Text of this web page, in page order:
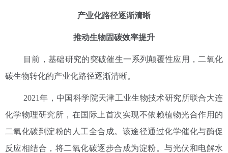
产业化路径逐渐清晰
推动生物固碳效率提升
目前，基础研究的突破催生一系列颠覆性应用，二氧化
碳生物转化的产业化路径逐渐清晰。
2021年，中国科学院天津工业生物技术研究所联合大连
化学物理研究所，在国际上首次实现不依赖植物光合作用的
二氧化碳到淀粉的人工全合成。该途径通过化学催化与酶促
反应相结合，将二氧化碳逐步合成为淀粉。与光伏和电解水